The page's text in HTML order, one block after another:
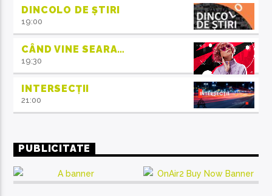
DINCOLO DE ȘTIRI
19:00
CÂND VINE SEARA…
19:30
INTERSECȚII
21:00
PUBLICITATE